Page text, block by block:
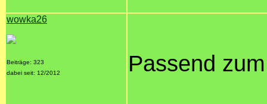
wowka26
Beiträge: 323
dabei seit: 12/2012
Passend